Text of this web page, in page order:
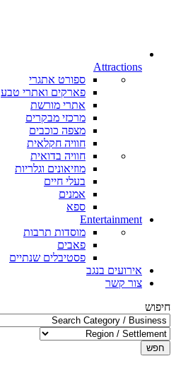
Attractions
ספורט אתגרי
פארקים ואתרי טבע
אתרי מורשת
מרכזי מבקרים
מצפה כוכבים
חוויה חקלאית
חוויה בדואית
מוזיאונים וגלריות
בעלי חיים
אמנים
ספא
Entertainment
מוסדות תרבות
פאבים
פסטיבלים שנתיים
אירועים בנגב
צור קשר
חיפוש
חפש